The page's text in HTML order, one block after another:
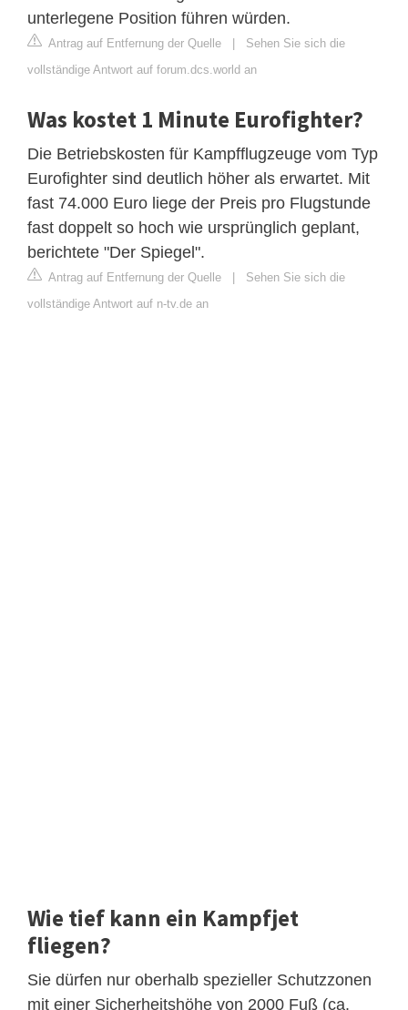
unterlegene Position führen würden.
Antrag auf Entfernung der Quelle | Sehen Sie sich die
vollständige Antwort auf forum.dcs.world an
Was kostet 1 Minute Eurofighter?
Die Betriebskosten für Kampfflugzeuge vom Typ
Eurofighter sind deutlich höher als erwartet. Mit
fast 74.000 Euro liege der Preis pro Flugstunde
fast doppelt so hoch wie ursprünglich geplant,
berichtete "Der Spiegel".
Antrag auf Entfernung der Quelle | Sehen Sie sich die
vollständige Antwort auf n-tv.de an
Wie tief kann ein Kampfjet
fliegen?
Sie dürfen nur oberhalb spezieller Schutzzonen
mit einer Sicherheitshöhe von 2000 Fuß (ca.